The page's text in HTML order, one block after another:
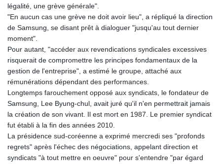
LSL 18.828807
LTL 3.402172
LYD 7.358683
MAD 10.770417
MDL 20.085595
MGA 4963.135313
MKD 61.539077
MMK 2419.122624
MNT 4143.388184
MOP 9.327593
MRU 46.278586
MUR 54.234774
MVR 17.813278
légalité, une grève générale".
"En aucun cas une grève ne doit avoir lieu", a répliqué la direction
de Samsung, se disant prêt à dialoguer "jusqu'au tout dernier
moment".
Pour autant, "accéder aux revendications syndicales excessives
risquerait de compromettre les principes fondamentaux de la
gestion de l'entreprise", a estimé le groupe, attaché aux
rémunérations dépendant des performances.
Longtemps farouchement opposé aux syndicats, le fondateur de
Samsung, Lee Byung-chul, avait juré qu'il n'en permettrait jamais
la création de son vivant. Il est mort en 1987. Le premier syndicat
fut établi à la fin des années 2010.
La présidence sud-coréenne a exprimé mercredi ses "profonds
regrets" après l'échec des négociations, appelant direction et
syndicats "à tout mettre en oeuvre" pour s'entendre "par égard